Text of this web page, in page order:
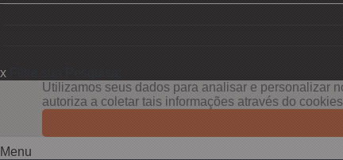
x Filtre sua Pesquisa:
Utilizamos seus dados para analisar e personalizar
autoriza a coletar tais informações através do
Menu